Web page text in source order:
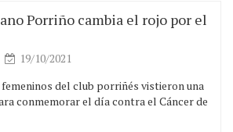
Porriño cambia el rojo por el
19/10/2021
del club porriñés vistieron una
conmemorar el día contra el Cáncer de